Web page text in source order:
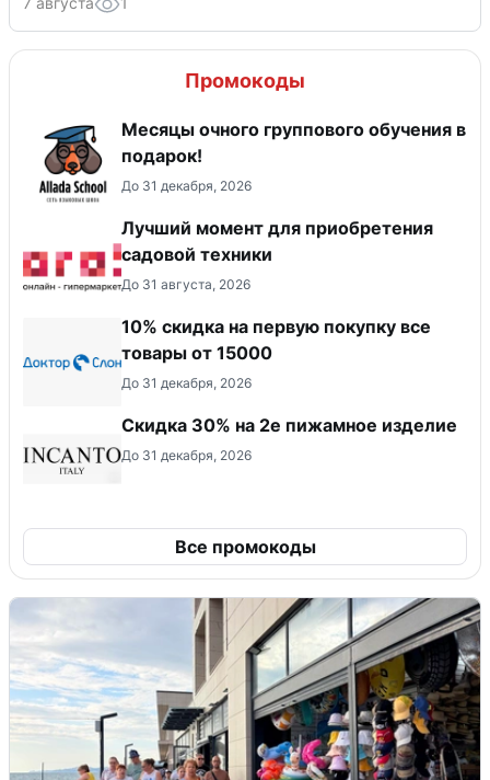
Промокоды
Месяцы очного группового обучения в
подарок!
До 31 декабря, 2026
Лучший момент для приобретения
садовой техники
До 31 августа, 2026
10% скидка на первую покупку все
товары от 15000
До 31 декабря, 2026
Скидка 30% на 2е пижамное изделие
До 31 декабря, 2026
Все промокоды